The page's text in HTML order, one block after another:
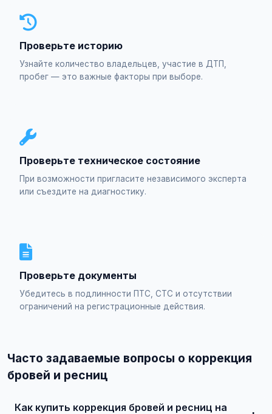
Проверьте историю
Узнайте количество владельцев, участие в ДТП,
пробег — это важные факторы при выборе.
Проверьте техническое состояние
При возможности пригласите независимого эксперта
или съездите на диагностику.
Проверьте документы
Убедитесь в подлинности ПТС, СТС и отсутствии
ограничений на регистрационные действия.
Часто задаваемые вопросы о коррекция
бровей и ресниц
Как купить коррекция бровей и ресниц на